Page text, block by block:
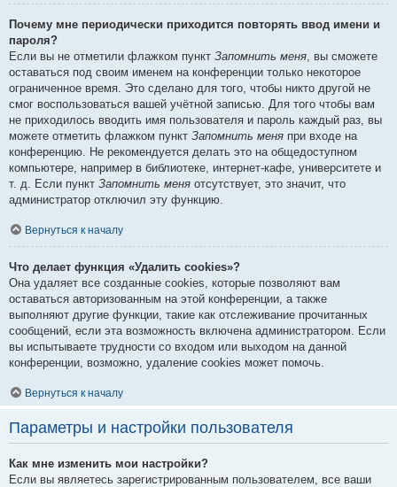
Почему мне периодически приходится повторять ввод имени и
пароля?
Если вы не отметили флажком пункт Запомнить меня, вы сможете
оставаться под своим именем на конференции только некоторое
ограниченное время. Это сделано для того, чтобы никто другой не
смог воспользоваться вашей учётной записью. Для того чтобы вам
не приходилось вводить имя пользователя и пароль каждый раз, вы
можете отметить флажком пункт Запомнить меня при входе на
конференцию. Не рекомендуется делать это на общедоступном
компьютере, например в библиотеке, интернет-кафе, университете и
т. д. Если пункт Запомнить меня отсутствует, это значит, что
администратор отключил эту функцию.
Вернуться к началу
Что делает функция «Удалить cookies»?
Она удаляет все созданные cookies, которые позволяют вам
оставаться авторизованным на этой конференции, а также
выполняют другие функции, такие как отслеживание прочитанных
сообщений, если эта возможность включена администратором. Если
вы испытываете трудности со входом или выходом на данной
конференции, возможно, удаление cookies может помочь.
Вернуться к началу
Параметры и настройки пользователя
Как мне изменить мои настройки?
Если вы являетесь зарегистрированным пользователем, все ваши